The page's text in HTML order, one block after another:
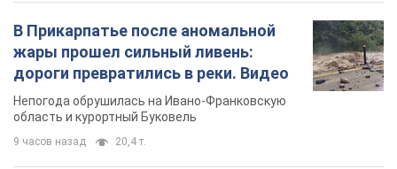
В Прикарпатье после аномальной
жары прошел сильный ливень:
дороги превратились в реки. Видео
Непогода обрушилась на Ивано-Франковскую
область и курортный Буковель
9 часов назад 20,4 т.